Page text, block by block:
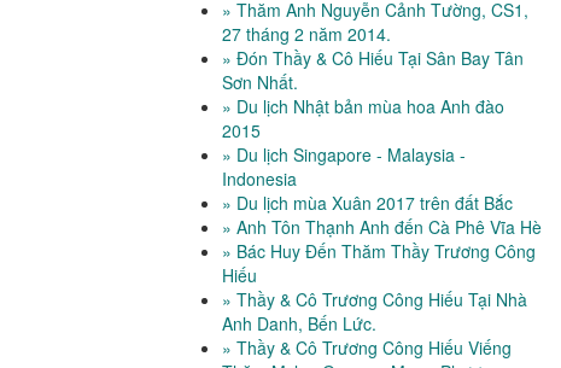
» Thăm Anh Nguyễn Cảnh Tường, CS1,
27 tháng 2 năm 2014.
» Đón Thầy & Cô Hiếu Tại Sân Bay Tân
Sơn Nhất.
» Du lịch Nhật bản mùa hoa Anh đào
2015
» Du lịch Singapore - Malaysia -
Indonesia
» Du lịch mùa Xuân 2017 trên đất Bắc
» Anh Tôn Thạnh Anh đến Cà Phê Vĩa Hè
» Bác Huy Đến Thăm Thầy Trương Công
Hiếu
» Thầy & Cô Trương Công Hiếu Tại Nhà
Anh Danh, Bến Lức.
» Thầy & Cô Trương Công Hiếu Viếng